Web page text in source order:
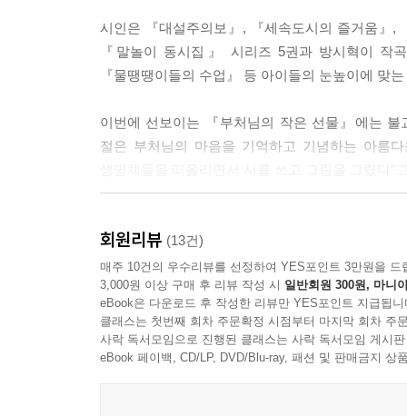
시인은 『대설주의보』, 『세속도시의 즐거움』,
『말놀이 동시집』 시리즈 5권과 방시혁이
『물땡땡이들의 수업』 등 아이들의 눈높이에 맞
이번에 선보이는 『부처님의 작은 선물』에는
절은 부처님의 마음을 기억하고 기념하는 아름
절은 부처님의 마음을 기억하는 공간”
연못 / 연꽃 한 송이 / 누가 훔쳐갔나
줄기의 / 이빨 자국 보니 / 고라니네
연꽃 도둑이 / 고라니라니
고라니도 부처님께 / 연꽃 한 송이 바치고 싶었나
회원리뷰 (13건)
매주 10건의 우수리뷰를 선정하여 YES포인트 3만원을 드
3,000원 이상 구매 후 리뷰 작성 시 일반회원 300원, 마니
eBook은 다운로드 후 작성한 리뷰만 YES포인트 지급됩니
클래스는 첫번째 회차 주문확정 시점부터 마지막 회차 주
사락 독서모임으로 진행된 클래스는 사락 독서모임 게시
eBook 페이백, CD/LP, DVD/Blu-ray, 패션 및 판매금지 상